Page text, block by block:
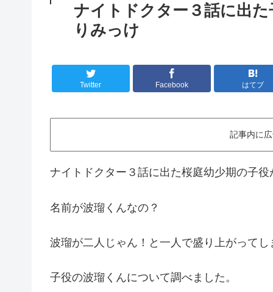
ナイトドクター３話に出
りみっけ
Twitter Facebook はてブ
記事内に
ナイトドクター３話に出た桜庭幼少期の子
名前が波瑠くんなの？
波瑠が二人じゃん！と一人で盛り上がって
子役の波瑠くんについて調べました。